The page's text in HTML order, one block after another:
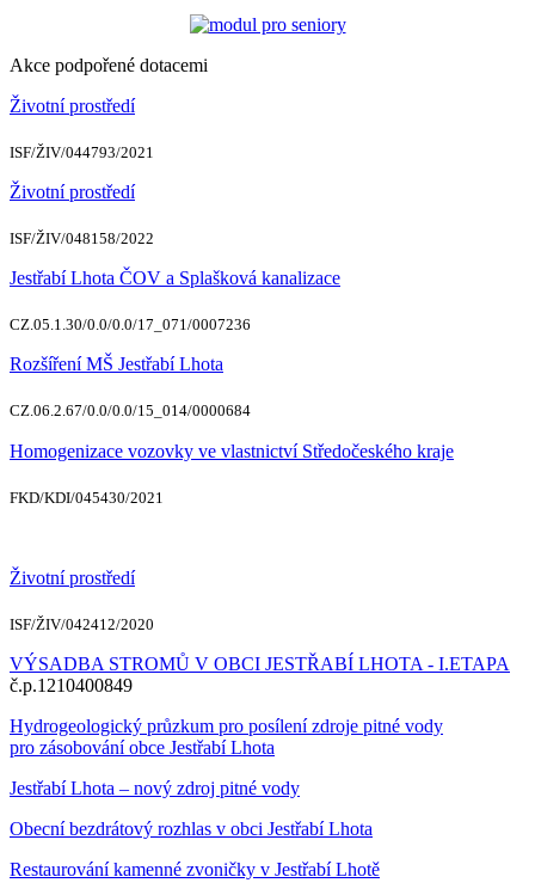
Akce podpořené dotacemi
Životní prostředí
ISF/ŽIV/044793/2021
Životní prostředí
ISF/ŽIV/048158/2022
Jestřabí Lhota ČOV a Splašková kanalizace
CZ.05.1.30/0.0/0.0/17_071/0007236
Rozšíření MŠ Jestřabí Lhota
CZ.06.2.67/0.0/0.0/15_014/0000684
Homogenizace vozovky ve vlastnictví Středočeského kraje
FKD/KDI/045430/2021
Životní prostředí
ISF/ŽIV/042412/2020
VÝSADBA STROMŮ V OBCI JESTŘABÍ LHOTA - I.ETAPA
č.p.1210400849
Hydrogeologický průzkum pro posílení zdroje pitné vody
pro zásobování obce Jestřabí Lhota
Jestřabí Lhota – nový zdroj pitné vody
Obecní bezdrátový rozhlas v obci Jestřabí Lhota
Restaurování kamenné zvoničky v Jestřabí Lhotě